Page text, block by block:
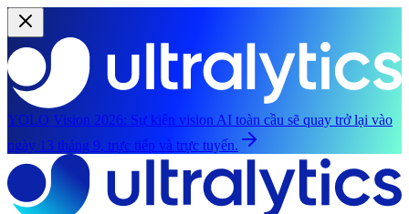
YOLO Vision 2026: Sự kiện vision AI toàn cầu sẽ quay trở lại vào
ngày 13 tháng 9, trực tiếp và trực tuyến.